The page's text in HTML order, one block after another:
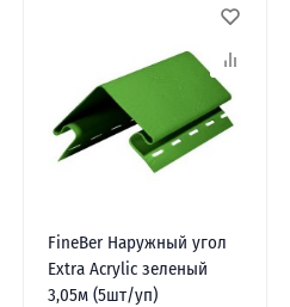
FineBer Наружный угол
Extra Acrylic зеленый
3,05м (5шт/уп)